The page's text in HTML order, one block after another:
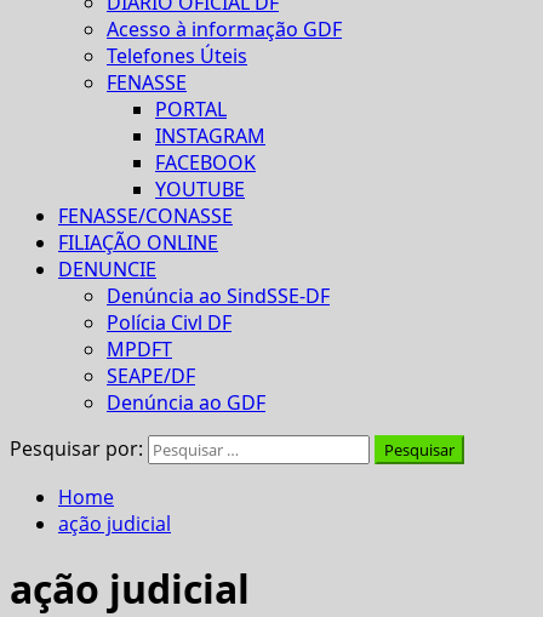
Acesso à informação GDF
Telefones Úteis
FENASSE
PORTAL
INSTAGRAM
FACEBOOK
YOUTUBE
FENASSE/CONASSE
FILIAÇÃO ONLINE
DENUNCIE
Denúncia ao SindSSE-DF
Polícia Civl DF
MPDFT
SEAPE/DF
Denúncia ao GDF
Pesquisar por:
Home
ação judicial
ação judicial